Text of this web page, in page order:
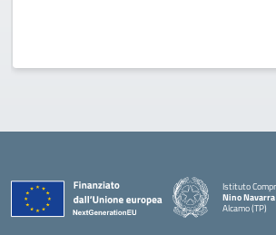
Istituto
Nino Navarra
Alcamo (TP)